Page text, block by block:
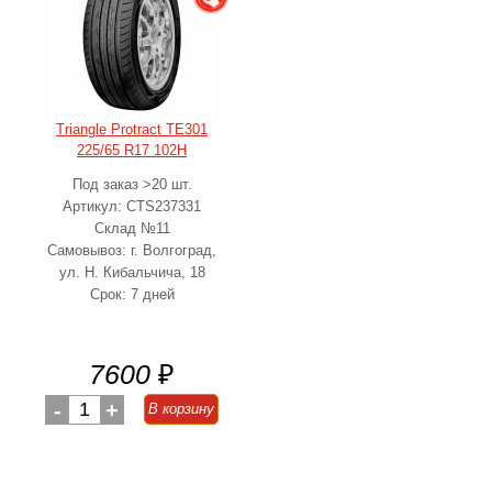
Triangle Protract TE301
225/65 R17 102H
Под заказ >20 шт.
Артикул: CTS237331
Склад №11
Самовывоз: г. Волгоград,
ул. Н. Кибальчича, 18
Срок: 7 дней
7600 ₽
- 1 + В корзину